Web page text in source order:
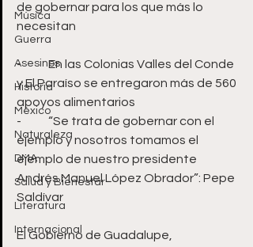
Música
Guerra
Asesinos
Historia
México
Naturaleza
DMA
Salud y Bienestar
Literatura
Internacional
de gobernar para los que más lo
necesitan
-	En las Colonias Valles del Conde
y El Paraíso se entregaron más de 560
apoyos alimentarios
-	“Se trata de gobernar con el
ejemplo y nosotros tomamos el
ejemplo de nuestro presidente
Andrés Manuel López Obrador”: Pepe
Saldívar
El Gobierno de Guadalupe,